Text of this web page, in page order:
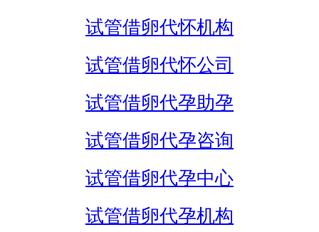
试管借卵代怀机构
试管借卵代怀公司
试管借卵代孕助孕
试管借卵代孕咨询
试管借卵代孕中心
试管借卵代孕机构